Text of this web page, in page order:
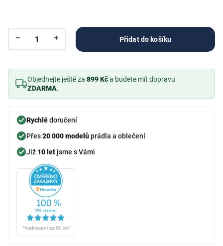
Přidat do košíku
Objednejte ještě za 899 Kča budete mít dopravu
ZDARMA.
Rychlédoručení
Přes20 000 modelůprádla a oblečení
Již 10 let jsme s Vámi